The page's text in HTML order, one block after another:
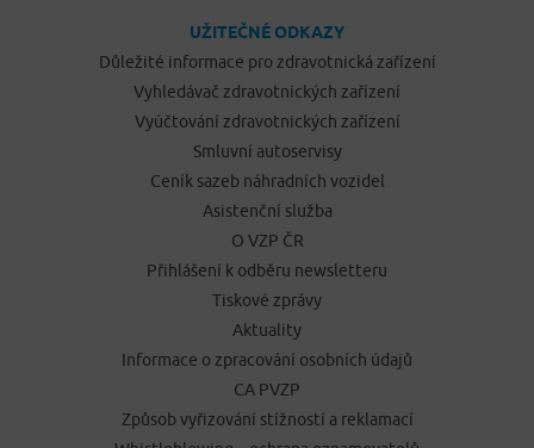
UŽITEČNÉ ODKAZY
Důležité informace pro zdravotnická zařízení
Vyhledávač zdravotnických zařízení
Vyúčtování zdravotnických zařízení
Smluvní autoservisy
Ceník sazeb náhradních vozidel
Asistenční služba
O VZP ČR
Přihlášení k odběru newsletteru
Tiskové zprávy
Aktuality
Informace o zpracování osobních údajů
CA PVZP
Způsob vyřizování stížností a reklamací